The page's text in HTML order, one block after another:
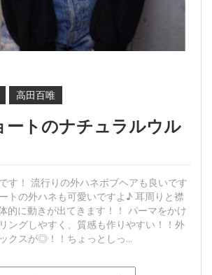
高田百唯
ートのナチュラルウル
す！ 流行りの外ハネボブヘアも良いです
トの外ハネも可愛いですよ♪ 耳周りと襟
的に動きが出てきます！！ パーマをかけ
ングしやすく、質感も作りやすい！！外
クスが◎！！ちょっとしっ...